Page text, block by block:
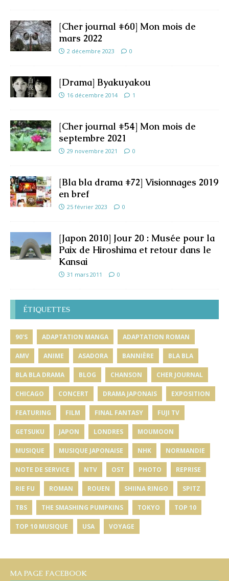
[Cher journal #60] Mon mois de
mars 2022
2 décembre 2023 0
[Drama] Byakuyakou
16 décembre 2014 1
[Cher journal #54] Mon mois de
septembre 2021
29 novembre 2021 0
[Bla bla drama #72] Visionnages 2019
en bref
25 février 2023 0
[Japon 2010] Jour 20 : Musée pour la
Paix de Hiroshima et retour dans le
Kansai
31 mars 2011 0
ÉTIQUETTES
90'S ADAPTATION MANGA ADAPTATION ROMAN
AMV ANIME ASADORA BANNIÈRE BLA BLA
BLA BLA DRAMA BLOG CHANSON CHER JOURNAL
CHICAGO CONCERT DRAMA JAPONAIS EXPOSITION
FEATURING FILM FINAL FANTASY FUJI TV
GETSUKU JAPON LONDRES MOUMOON
MUSIQUE MUSIQUE JAPONAISE NHK NORMANDIE
NOTE DE SERVICE NTV OST PHOTO REPRISE
RIE FU ROMAN ROUEN SHIINA RINGO SPITZ
TBS THE SMASHING PUMPKINS TOKYO TOP 10
TOP 10 MUSIQUE USA VOYAGE
MA PAGE FACEBOOK